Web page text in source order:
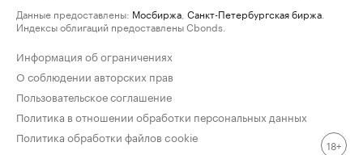
Данные предоставлены: Мосбиржа Санкт-Петербургская биржа
Индексы облигаций предоставлены Cbonds.
Информация об ограничениях
О соблюдении авторских прав
Пользовательское соглашение
Политика в отношении обработки персональных данных
Политика обработки файлов cookie
18+